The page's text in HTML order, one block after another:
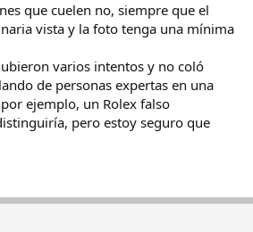
necesarias.
que cuelen no, siempre que el
vista y la foto tenga una mínima
varios intentos y no coló
de personas expertas en una
ejemplo, un Rolex falso
pero estoy seguro que